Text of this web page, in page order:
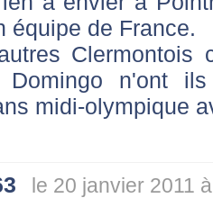
équipe de France.
Clermontois
Domingo n'ont
midi-olympique
le 20 janvier 2011